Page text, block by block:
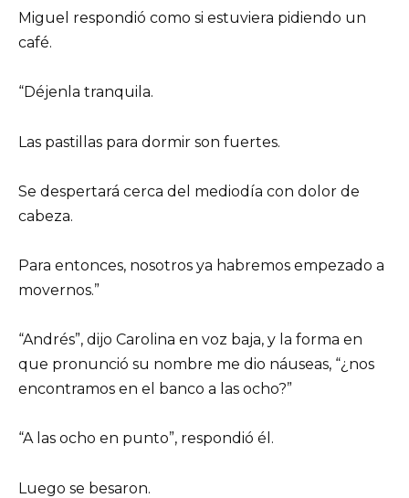
Miguel respondió como si estuviera pidiendo un
café.
“Déjenla tranquila.
Las pastillas para dormir son fuertes.
Se despertará cerca del mediodía con dolor de
cabeza.
Para entonces, nosotros ya habremos empezado a
movernos.”
“Andrés”, dijo Carolina en voz baja, y la forma en
que pronunció su nombre me dio náuseas, “¿nos
encontramos en el banco a las ocho?”
“A las ocho en punto”, respondió él.
Luego se besaron.